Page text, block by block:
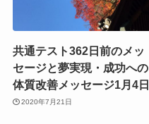
共通テスト362日前のメッ
セージと夢実現・成功への
体質改善メッセージ1月4日
2020年7月21日